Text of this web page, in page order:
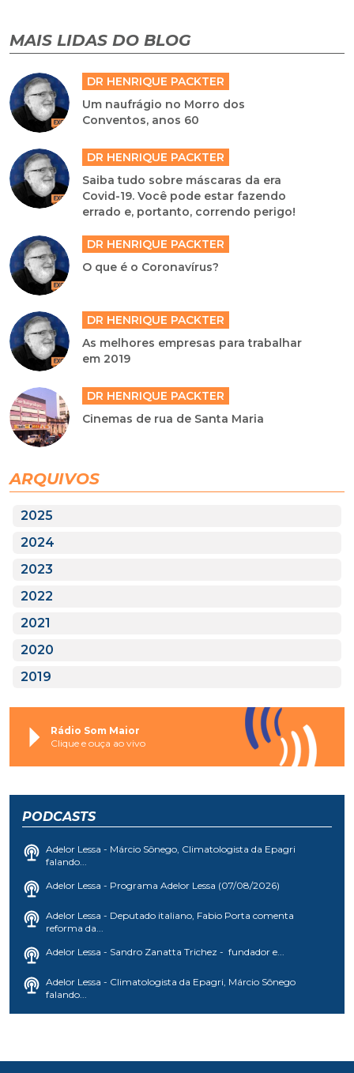
MAIS LIDAS DO BLOG
DR HENRIQUE PACKTER
Um naufrágio no Morro dos
Conventos, anos 60
DR HENRIQUE PACKTER
Saiba tudo sobre máscaras da era
Covid-19. Você pode estar fazendo
errado e, portanto, correndo perigo!
DR HENRIQUE PACKTER
O que é o Coronavírus?
DR HENRIQUE PACKTER
As melhores empresas para trabalhar
em 2019
DR HENRIQUE PACKTER
Cinemas de rua de Santa Maria
ARQUIVOS
2025
2024
2023
2022
2021
2020
2019
Rádio Som Maior
Clique e ouça ao vivo
PODCASTS
Adelor Lessa - Márcio Sônego, Climatologista da Epagri
falando...
Adelor Lessa - Programa Adelor Lessa (07/08/2026)
Adelor Lessa - Deputado italiano, Fabio Porta comenta
reforma da...
Adelor Lessa - Sandro Zanatta Trichez - fundador e...
Adelor Lessa - Climatologista da Epagri, Márcio Sônego
falando...